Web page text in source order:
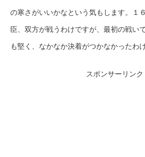
の寒さがいいかなという気もします。１
臣、双方が戦うわけですが、最初の戦い
も堅く、なかなか決着がつかなかったわけ
スポンサーリンク